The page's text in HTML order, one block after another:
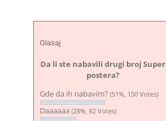
Glasaj
Da li ste nabavili drugi broj Super
postera?
Gde da ih nabavim? (51%, 150 Votes)
Daaaaaa (28%, 82 Votes)